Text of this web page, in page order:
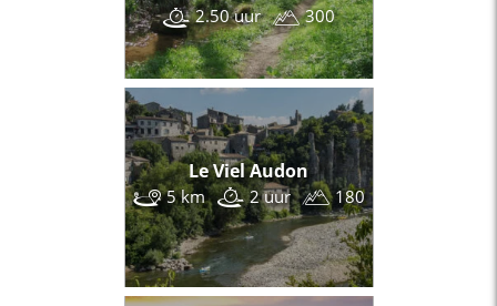
2.50 uur
300
Le Viel Audon
5 km 2 uur 180